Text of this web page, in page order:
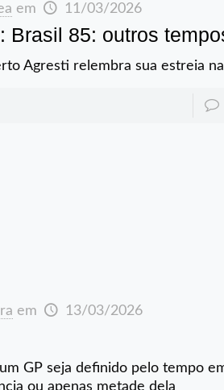
em 11/03/2026
Brasil 85: outros
Agresti relembra sua estreia
em 13/03/2026
GP seja definido pelo tempo